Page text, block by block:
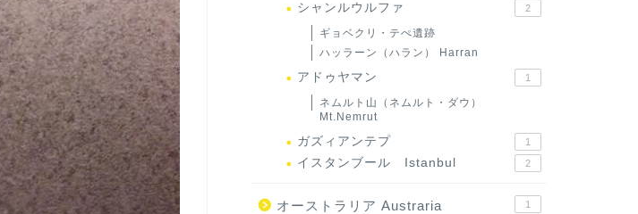
シャンルウルファ 2
ギョベクリ・テぺ遺跡
ハッラーン（ハラン） Harran
アドゥヤマン 1
ネムルト山（ネムルト・ダウ）
Mt.Nemrut
ガズィアンテプ 1
イスタンブール Istanbul 2
オーストラリア Austraria 1